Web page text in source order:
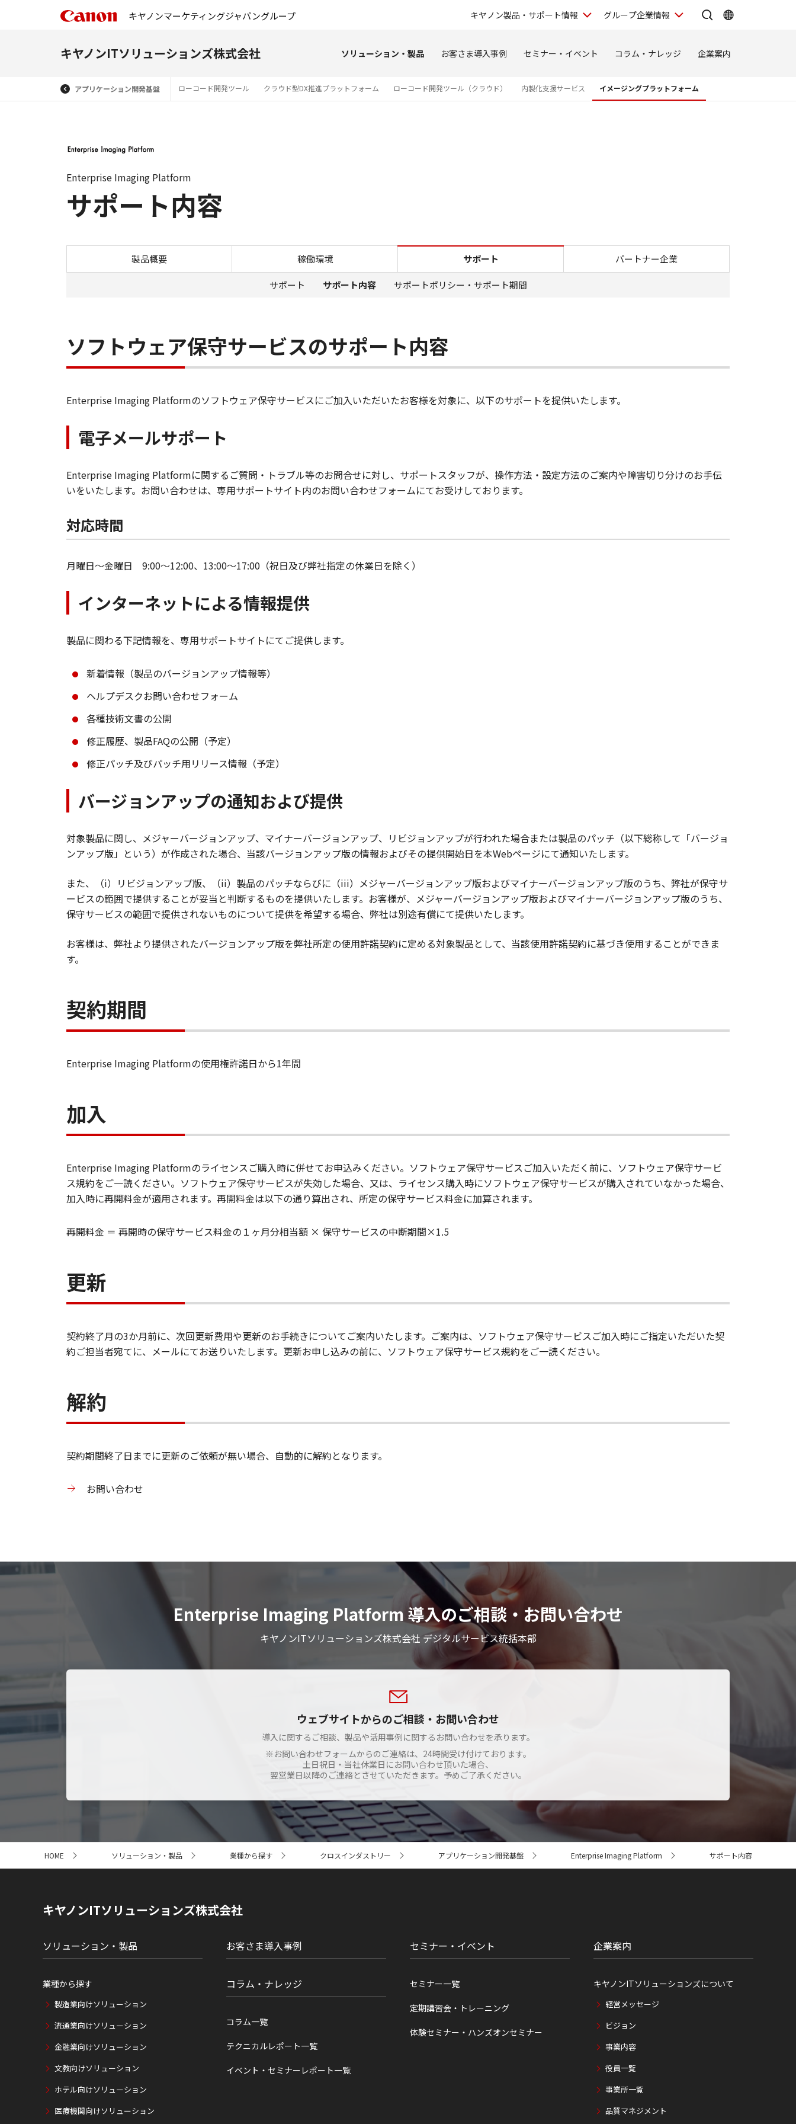
キヤノンマーケティングジャパングループ キヤノン製品・サポート情報 グループ企業情報
キヤノンITソリューションズ株式会社 ソリューション・製品 お客さま導入事例 セミナー・イベント コラム・ナレッジ 企業案内
アプリケーション開発基盤 ローコード開発ツール クラウド型DX推進プラットフォーム ローコード開発ツール（クラウド） 内製化支援サービス イメージングプラットフォーム
サポート内容
Enterprise Imaging Platform
製品概要 稼働環境 サポート パートナー企業
サポート サポート内容 サポートポリシー・サポート期間
ソフトウェア保守サービスのサポート内容
Enterprise Imaging Platformのソフトウェア保守サービスにご加入いただいたお客様を対象に、以下のサポートを提供いたします。
電子メールサポート
Enterprise Imaging Platformに関するご質問・トラブル等のお問合せに対し、サポートスタッフが、操作方法・設定方法のご案内や障害切り分けのお手伝
いをいたします。お問い合わせは、専用サポートサイト内のお問い合わせフォームにてお受けしております。
対応時間
月曜日～金曜日 9:00～12:00、13:00～17:00（祝日及び弊社指定の休業日を除く）
インターネットによる情報提供
製品に関わる下記情報を、専用サポートサイトにてご提供します。
新着情報（製品のバージョンアップ情報等）
ヘルプデスクお問い合わせフォーム
各種技術文書の公開
修正履歴、製品FAQの公開（予定）
修正パッチ及びパッチ用リリース情報（予定）
バージョンアップの通知および提供
対象製品に関し、メジャーバージョンアップ、マイナーバージョンアップ、リビジョンアップが行われた場合または製品のパッチ（以下総称して「バージョ
ンアップ版」という）が作成された場合、当該バージョンアップ版の情報およびその提供開始日を本Webページにて通知いたします。
また、（i）リビジョンアップ版、（ii）製品のパッチならびに（iii）メジャーバージョンアップ版およびマイナーバージョンアップ版のうち、弊社が保守サ
ービスの範囲で提供することが妥当と判断するものを提供いたします。お客様が、メジャーバージョンアップ版およびマイナーバージョンアップ版のうち、
保守サービスの範囲で提供されないものについて提供を希望する場合、弊社は別途有償にて提供いたします。
お客様は、弊社より提供されたバージョンアップ版を弊社所定の使用許諾契約に定める対象製品として、当該使用許諾契約に基づき使用することができま
す。
契約期間
Enterprise Imaging Platformの使用権許諾日から1年間
加入
Enterprise Imaging Platformのライセンスご購入時に併せてお申込みください。ソフトウェア保守サービスご加入いただく前に、ソフトウェア保守サービ
ス規約をご一読ください。ソフトウェア保守サービスが失効した場合、又は、ライセンス購入時にソフトウェア保守サービスが購入されていなかった場合、
加入時に再開料金が適用されます。再開料金は以下の通り算出され、所定の保守サービス料金に加算されます。
再開料金 ＝ 再開時の保守サービス料金の１ヶ月分相当額 × 保守サービスの中断期間×1.5
更新
契約終了月の3か月前に、次回更新費用や更新のお手続きについてご案内いたします。ご案内は、ソフトウェア保守サービスご加入時にご指定いただいた契
約ご担当者宛てに、メールにてお送りいたします。更新お申し込みの前に、ソフトウェア保守サービス規約をご一読ください。
解約
契約期間終了日までに更新のご依頼が無い場合、自動的に解約となります。
お問い合わせ
Enterprise Imaging Platform 導入のご相談・お問い合わせ
キヤノンITソリューションズ株式会社 デジタルサービス統括本部
ウェブサイトからのご相談・お問い合わせ
導入に関するご相談、製品や活用事例に関するお問い合わせを承ります。
※お問い合わせフォームからのご連絡は、24時間受け付けております。
土日祝日・当社休業日にお問い合わせ頂いた場合、
翌営業日以降のご連絡とさせていただきます。予めご了承ください。
ト
HOME ソリューション・製品 業種から探す クロスインダストリー アプリケーション開発基盤 Enterprise Imaging Platform サポート内容
キヤノンITソリューションズ株式会社
ソリューション・製品
業種から探す
製造業向けソリューション
流通業向けソリューション
金融業向けソリューション
文教向けソリューション
ホテル向けソリューション
医療機関向けソリューション
お客さま導入事例
コラム・ナレッジ
コラム一覧
テクニカルレポート一覧
イベント・セミナーレポート一覧
セミナー・イベント
セミナー一覧
定期講習会・トレーニング
体験セミナー・ハンズオンセミナー
企業案内
キヤノンITソリューションズについて
経営メッセージ
ビジョン
事業内容
役員一覧
事業所一覧
品質マネジメント